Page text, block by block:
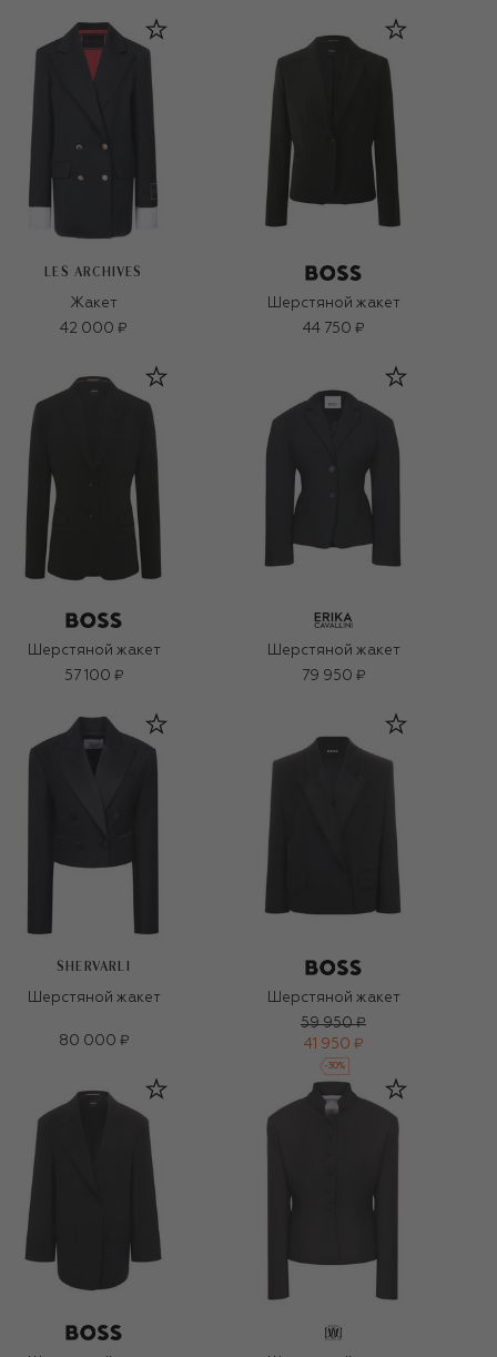
LES ARCHIVES
Жакет
42 000 ₽
Шерстяной жакет
44 750 ₽
Шерстяной жакет
57 100 ₽
Шерстяной жакет
79 950 ₽
SHERVARLI
Шерстяной жакет
80 000 ₽
Шерстяной жакет
59 950 ₽
41 950 ₽
-30%